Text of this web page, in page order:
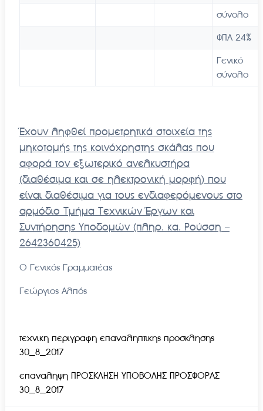
σύνολο
ΦΠΑ 24%
Γενικό
σύνολο
Έχουν ληφθεί προμετρητικά στοιχεία της
μηκοτομής της κοινόχρηστης σκάλας που
αφορά τον εξωτερικό ανελκυστήρα
(διαθέσιμα και σε ηλεκτρονική μορφή) που
είναι διαθέσιμα για τους ενδιαφερόμενους στο
αρμόδιο Τμήμα Τεχνικών Έργων και
Συντήρησης Υποδομών (πληρ. κα. Ρούσση –
2642360425)
Ο Γενικός Γραμματέας
Γεώργιος Αλπός
τεχνικη περιγραφη επαναληπτικης προσκλησης
30_8_2017
επαναληψη ΠΡΟΣΚΛΗΣΗ ΥΠΟΒΟΛΗΣ ΠΡΟΣΦΟΡΑΣ
30_8_2017